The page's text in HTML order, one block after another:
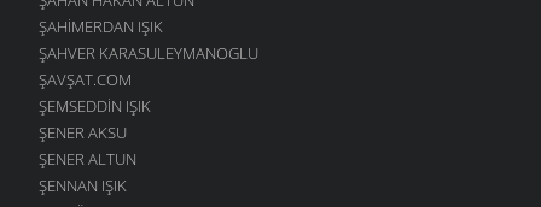
ŞAHIMERDAN IŞIK
ŞAHVER KARASULEYMANOGLU
ŞAVŞAT.COM
ŞEMSEDDIN IŞIK
ŞENER AKSU
ŞENER ALTUN
ŞENNAN IŞIK